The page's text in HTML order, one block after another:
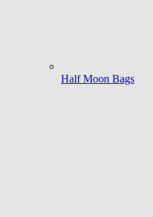
Half Moon Bags